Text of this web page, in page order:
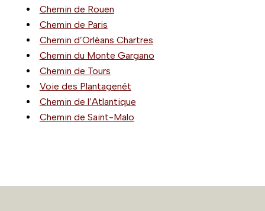
Chemin de Rouen
Chemin de Paris
Chemin d’Orléans Chartres
Chemin du Monte Gargano
Chemin de Tours
Voie des Plantagenêt
Chemin de l’Atlantique
Chemin de Saint-Malo